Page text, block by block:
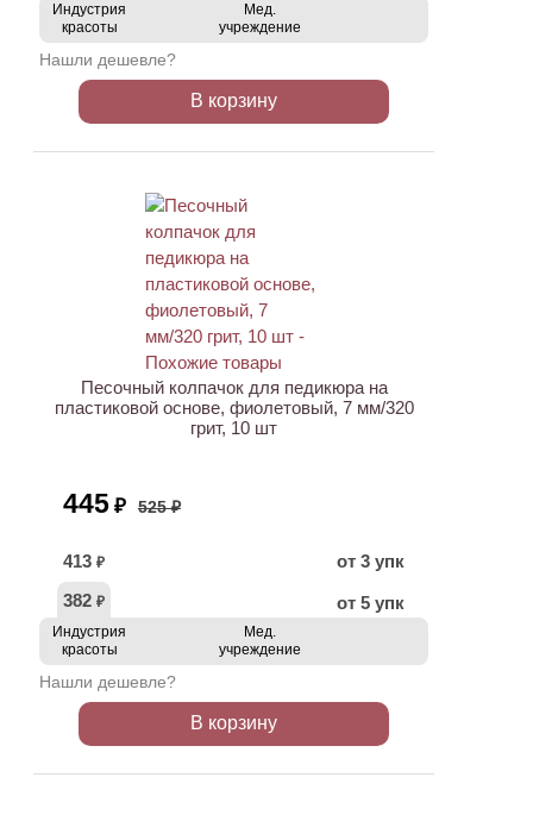
Индустрия
красоты
Мед.
учреждение
Нашли дешевле?
В корзину
Песочный колпачок для педикюра на
пластиковой основе, фиолетовый, 7 мм/320
грит, 10 шт
445 ₽ 525 ₽
413 ₽
от 3 упк
382 ₽ от 5 упк
Индустрия
красоты
Мед.
учреждение
Нашли дешевле?
В корзину